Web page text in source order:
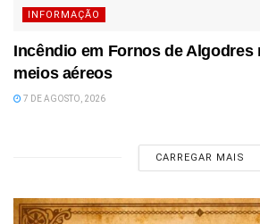
INFORMAÇÃO
Incêndio em Fornos de Algodres
meios aéreos
7 DE AGOSTO, 2026
CARREGAR MAIS